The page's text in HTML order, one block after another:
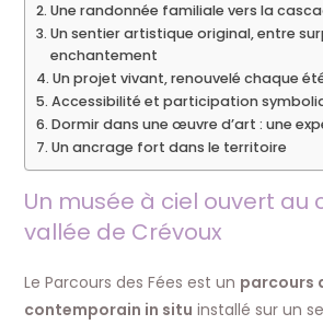
Une randonnée familiale vers la
Un sentier artistique original, entre
enchantement
Un projet vivant, renouvelé chaque
Accessibilité et participation
Dormir dans une œuvre d’art : une
Un ancrage fort dans le territoire
Un musée à ciel ouvert
vallée de Crévoux
Le Parcours des Fées est un parcours
contemporain in situ installé sur un